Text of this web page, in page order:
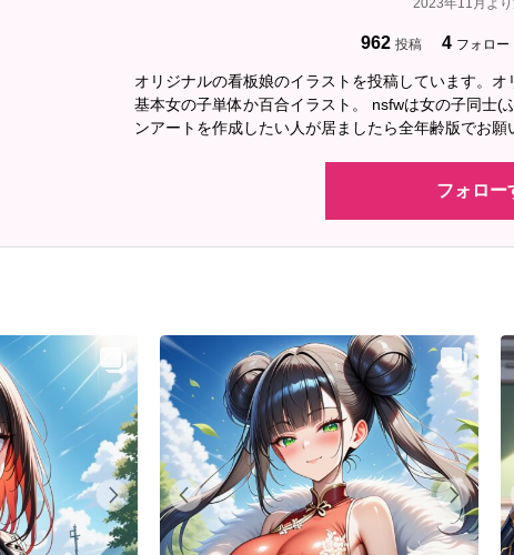
可奈子「そう言う
デト「好きにすれ
アビ「だ、誰が貴
デト「諦めて。貴
2023年11月よ
962 投稿 4 フォロー
オリジナルの看板娘のイラストを投稿しています。オ
基本女の子単体か百合イラスト。 nsfwは女の子同士
ンアートを作成したい人が居ましたら全年齢版でお願
フォロー